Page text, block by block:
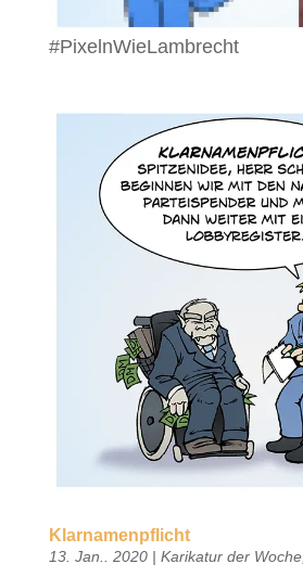
#PixelnWieLambrecht
Klarnamenpflicht
13. Jan.. 2020| Karikatur der Woche,